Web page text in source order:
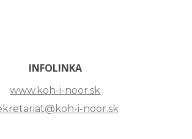
INFOLINKA
www.koh-i-noor.sk
i-noor.sk